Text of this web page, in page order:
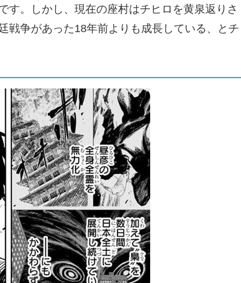
す。しかし、現在の座村はチヒロを黄泉返りさ
戦争があった18年前よりも成長している、とチ